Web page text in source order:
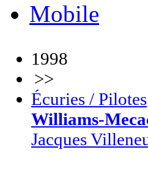
Mobile
1998
>>
Écuries / Pilotes
Williams-
Jacques